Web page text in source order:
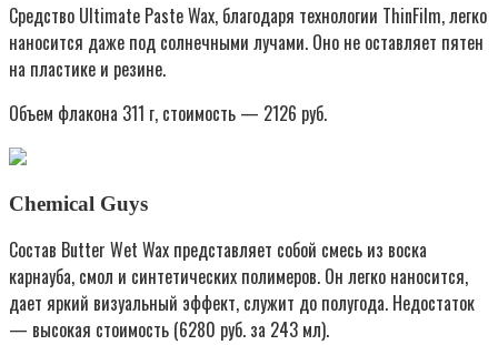
Средство Ultimate Paste Wax, благодаря технологии ThinFilm, легко
наносится даже под солнечными лучами. Оно не оставляет пятен
на пластике и резине.
Объем флакона 311 г, стоимость — 2126 руб.
Chemical Guys
Состав Butter Wet Wax представляет собой смесь из воска
карнауба, смол и синтетических полимеров. Он легко наносится,
дает яркий визуальный эффект, служит до полугода. Недостаток
— высокая стоимость (6280 руб. за 243 мл).